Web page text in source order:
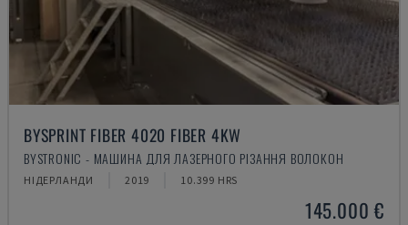
BYSPRINT FIBER 4020 FIBER 4KW
BYSTRONIC - МАШИНА ДЛЯ ЛАЗЕРНОГО РІЗАННЯ ВОЛОКОН
НІДЕРЛАНДИ 2019 10.399 HRS
145.000 €